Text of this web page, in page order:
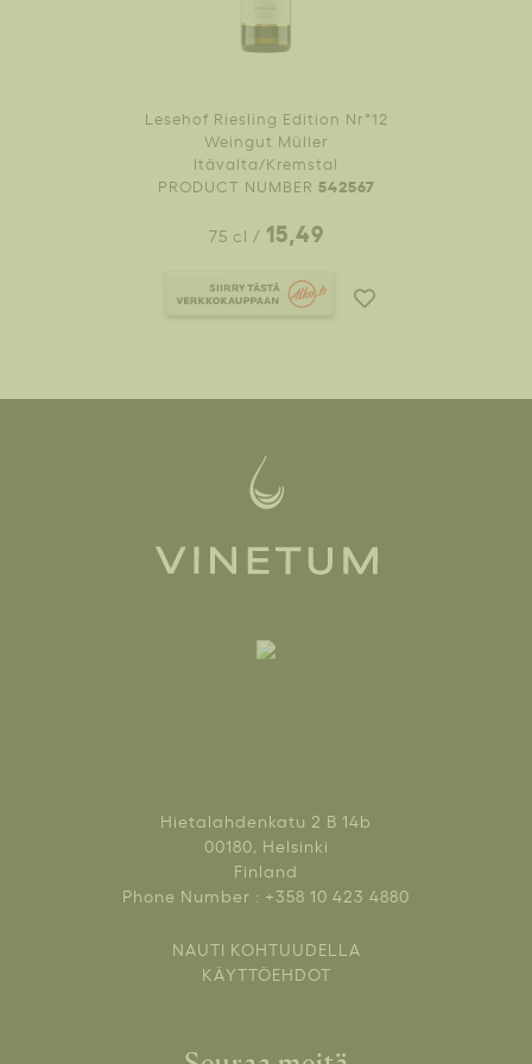
Lesehof Riesling Edition Nr°12
Weingut Müller
Itävalta/Kremstal
PRODUCT NUMBER 542567
75 cl / 15,49
Hietalahdenkatu 2 B 14b
00180, Helsinki
Finland
Phone Number : +358 10 423 4880
NAUTI KOHTUUDELLA
KÄYTTÖEHDOT